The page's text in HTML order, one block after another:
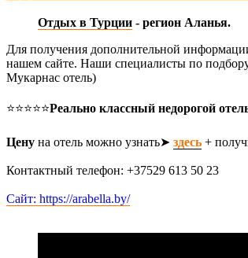
Отдых в Турции - регион Аланья.
Для получения дополнительной
нашем сайте. Наши специалисты по
Мукарнас отель)
⭐️⭐️⭐️⭐️⭐️Реально классный недорогой
Цену на отель можно узнать➤ здесь +
Контактный телефон: +37529 613 50 23
Сайт: https://arabella.by/